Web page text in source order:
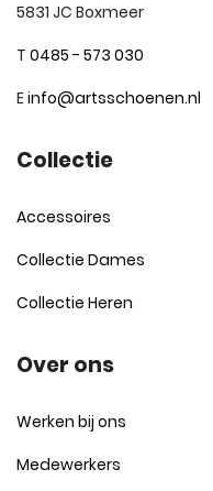
5831 JC Boxmeer
T 0485 - 573 030
Einfo@artsschoenen.nl
Collectie
Accessoires
Collectie Dames
Collectie Heren
Over ons
Werken bij ons
Medewerkers